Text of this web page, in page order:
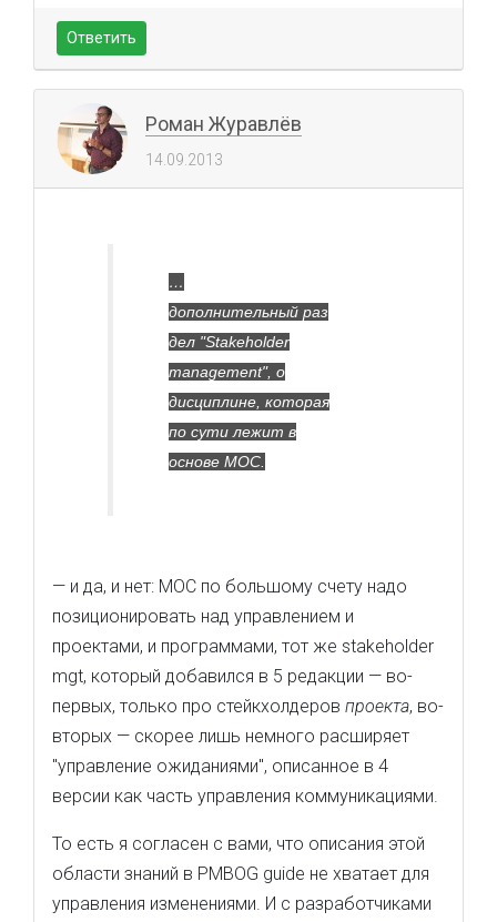
Ответить
Роман Журавлёв
14.09.2013
…
дополнительный раз
дел "Stakeholder
management", о
дисциплине, которая
по сути лежит в
основе MOC.
— и да, и нет: MOC по большому счету надо
позиционировать над управлением и
проектами, и программами, тот же stakeholder
mgt, который добавился в 5 редакции — во-
первых, только про стейкхолдеров проекта, во-
вторых — скорее лишь немного расширяет
"управление ожиданиями", описанное в 4
версии как часть управления коммуникациями.
То есть я согласен с вами, что описания этой
области знаний в PMBOG guide не хватает для
управления изменениями. И с разработчиками